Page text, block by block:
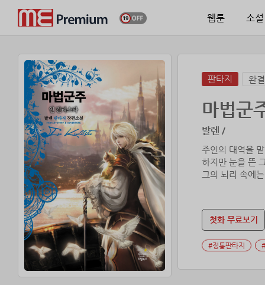
웹툰 소설
판타지 완결
마법군
발렌 /
주인의 대역을
하지만 눈을 뜬
그의 뇌리 속에
첫화 무료보기
#정통판타지